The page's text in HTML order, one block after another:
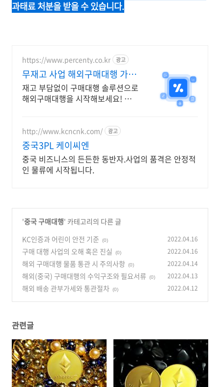
과태료 처분을 받을 수 있습니다.
https://www.percenty.co.kr 광고
무재고 사업 해외구매대행 가입
시 15일 무료 체험
재고 부담없이 구매대행 솔루션으로
해외구매대행을 시작해보세요! 수집
http://www.kcncnk.com/ 광고
중국3PL 케이씨엔
중국 비즈니스의 든든한 동반자.사업의 품격은 안정적
인 물류에 시작됩니다.
'중국 구매대행' 카테고리의 다른 글
KC인증과 어린이 안전 기준
(0) 2022.04.16
구매 대행 사업의 오해 혹은 진실 (0) 2022.04.16
해외 구매대행 물품 통관 시 주의사항 (0) 2022.04.14
해외(중국) 구매대행의 수익구조와 필요서류 (0) 2022.04.13
해외 배송 관부가세와 통관절차 (0) 2022.04.12
관련글